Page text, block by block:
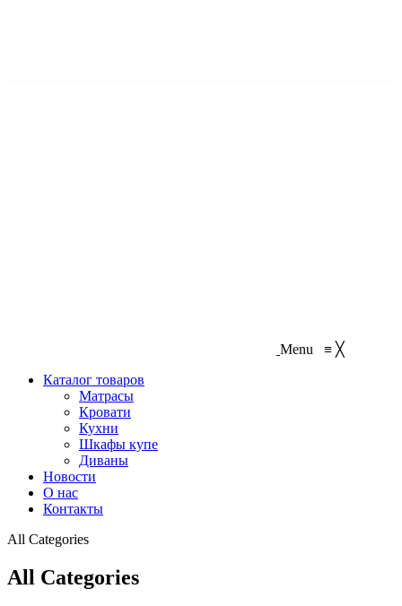
Menu ≡ ╳
Каталог товаров
Матрасы
Кровати
Кухни
Шкафы купе
Диваны
Новости
О нас
Контакты
All Categories
All Categories